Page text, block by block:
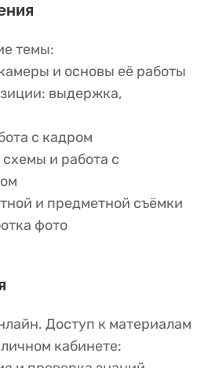
темы:
и основы её работы
выдержка,
с кадром
и работа с
и предметной съёмки
фото
Доступ к материалам
кабинете: